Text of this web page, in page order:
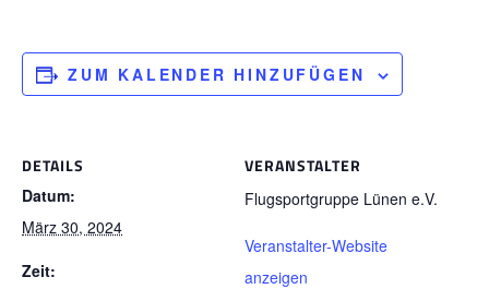
ZUM KALENDER HINZUFÜGEN
DETAILS
Datum:
März 30, 2024
Zeit:
VERANSTALTER
Flugsportgruppe Lünen e.V.
Veranstalter-Website
anzeigen